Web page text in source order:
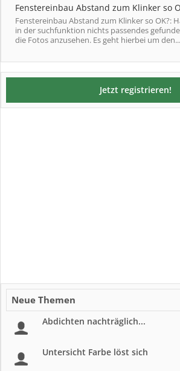
Fenstereinbau Abstand zum Klinker so
Fenstereinbau Abstand zum Klinker so OK?:
in der suchfunktion nichts passendes
die Fotos anzusehen. Es geht hierbei um den...
Jetzt registrieren!
Neue Themen
Abdichten nachträglich...
Untersicht Farbe löst sich